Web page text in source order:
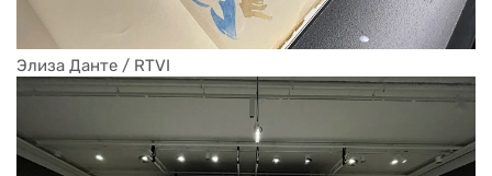
Элиза Данте / RTVI